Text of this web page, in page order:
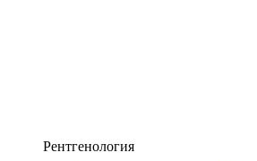
Рентгенология